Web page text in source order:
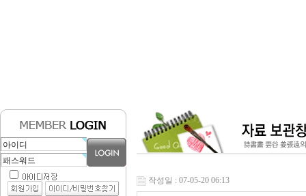
작성일 : 07-05-20 06:13